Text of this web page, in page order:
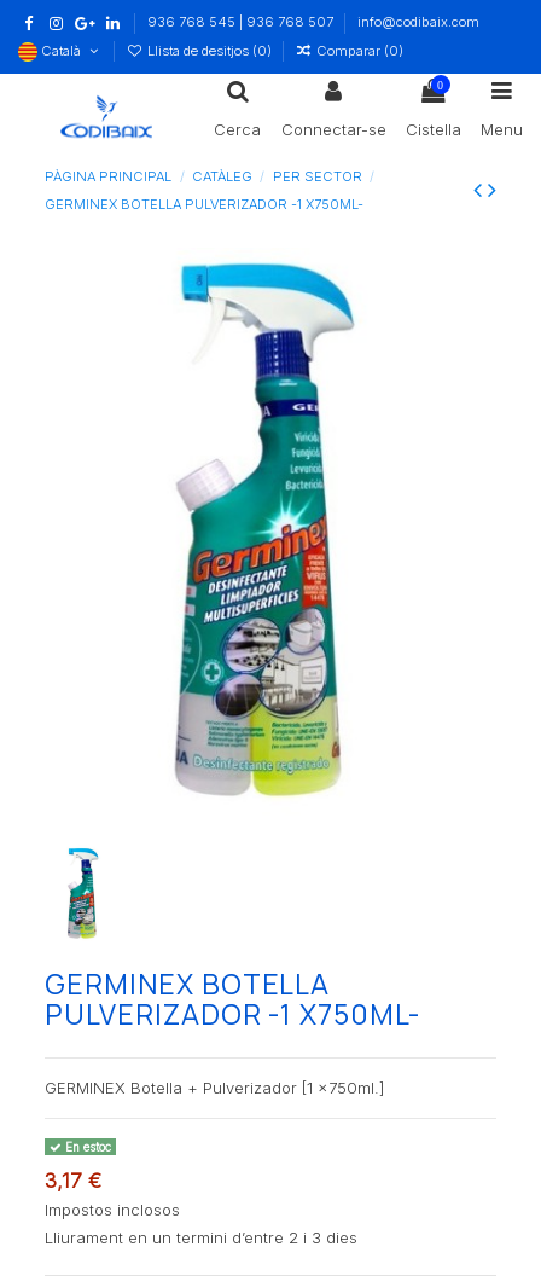
936 768 545 | 936 768 507
info@codibaix.com
Català
Llista de desitjos (0) Comparar (0)
Cerca Connectar-se
0
Cistella Menu
PÀGINA PRINCIPAL CATÀLEG
PER SECTOR
GERMINEX BOTELLA PULVERIZADOR -1 X750ML-
GERMINEX BOTELLA
PULVERIZADOR -1 X750ML-
GERMINEX Botella + Pulverizador [1 x750ml.]
En estoc
3,17 €
Impostos inclosos
Lliurament en un termini d’entre 2 i 3 dies